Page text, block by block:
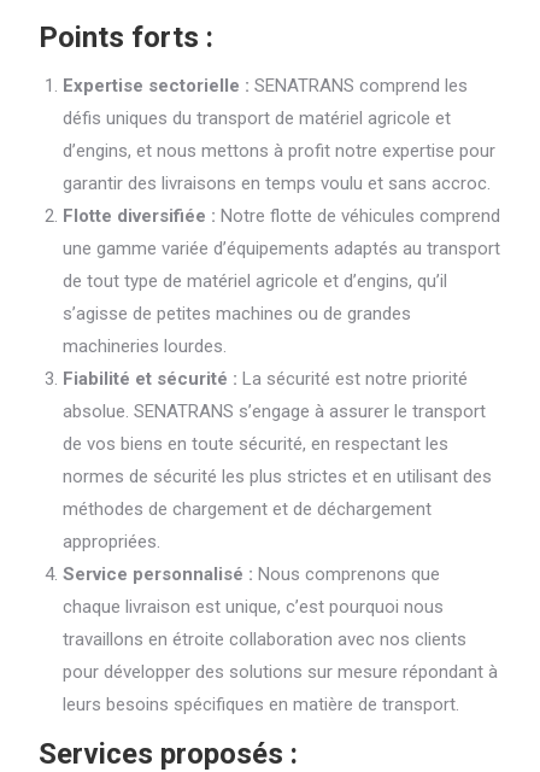
Points forts :
Expertise sectorielle : SENATRANS comprend les
défis uniques du transport de matériel agricole et
d’engins, et nous mettons à profit notre expertise pour
garantir des livraisons en temps voulu et sans accroc.
Flotte diversifiée : Notre flotte de véhicules comprend
une gamme variée d’équipements adaptés au transport
de tout type de matériel agricole et d’engins, qu’il
s’agisse de petites machines ou de grandes
machineries lourdes.
Fiabilité et sécurité : La sécurité est notre priorité
absolue. SENATRANS s’engage à assurer le transport
de vos biens en toute sécurité, en respectant les
normes de sécurité les plus strictes et en utilisant des
méthodes de chargement et de déchargement
appropriées.
Service personnalisé : Nous comprenons que
chaque livraison est unique, c’est pourquoi nous
travaillons en étroite collaboration avec nos clients
pour développer des solutions sur mesure répondant à
leurs besoins spécifiques en matière de transport.
Services proposés :